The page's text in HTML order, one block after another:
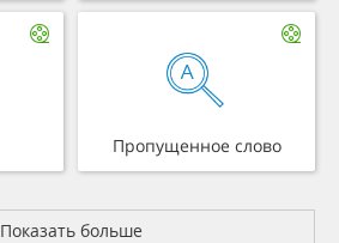
Пропущенное слово
Показать больше